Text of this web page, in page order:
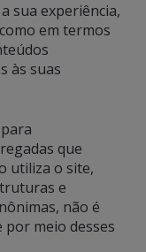
sua experiência,
em termos
às suas
que
utiliza o site,
e
não é
meio desses